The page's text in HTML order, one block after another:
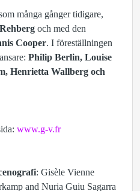
många gånger tidigare,
och med den
Cooper. I föreställningen
Philip Berlin, Louise
Henrietta Wallberg och
www.g-v.fr
: Gisèle Vienne
and Nuria Guiu Sagarra